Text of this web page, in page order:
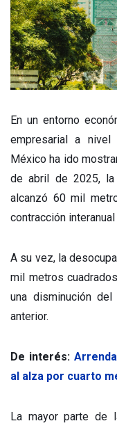
En un entorno
empresarial a
México ha ido
de abril de 2025, la
alcanzó 60 mil
contracción interanual
A su vez, la
mil metros
una disminución
anterior.
De interés:
al alza por cuarto
La mayor parte de